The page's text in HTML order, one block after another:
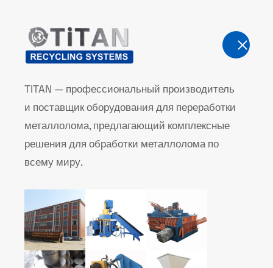
Продукция
TITAN — профессиональный производитель
и поставщик оборудования для переработки
металлолома, предлагающий комплексные
решения для обработки металлолома по
всему миру.Ножницы
Главная Продукция Ножницы для